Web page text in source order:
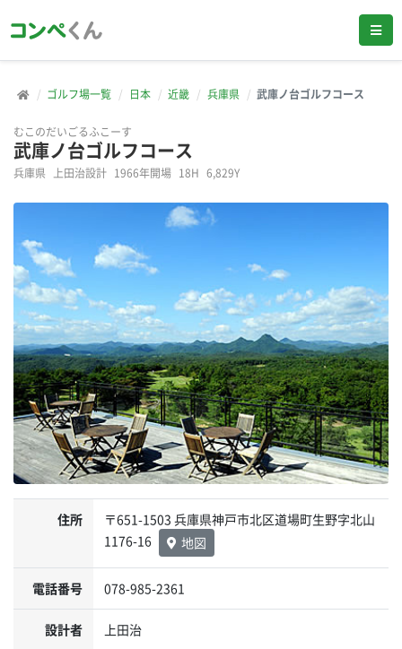
ゴルフ場一覧 日本 近畿 兵庫県 武庫ノ台ゴルフコース
むこのだいごるふこーす
武庫ノ台ゴルフコース
兵庫県 上田治設計 1966年開場 18H 6,829Y
住所
〒651-1503 兵庫県神戸市北区道場町生野字北山
1176-16
地図
電話番号 078-985-2361
設計者 上田治